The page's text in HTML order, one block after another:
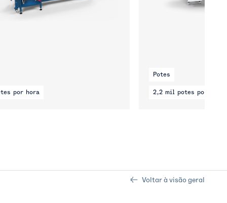
por hora
Potes
2,2 mil potes por hora
Voltar à visão geral